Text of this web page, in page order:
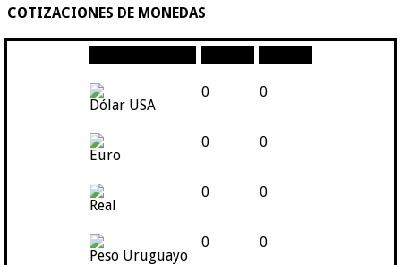
COTIZACIONES DE MONEDAS
Dólar USA
0 0
Euro
0 0
Real
0 0
Peso Uruguayo
0 0